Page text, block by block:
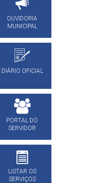
OUVIDORIA
MUNICIPAL
DIÁRIO OFICIAL
PORTAL DO
SERVIDOR
LISTAR OS
SERVIÇOS